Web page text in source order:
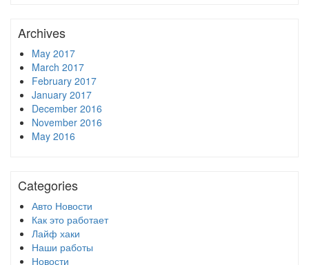
Archives
May 2017
March 2017
February 2017
January 2017
December 2016
November 2016
May 2016
Categories
Авто Новости
Как это работает
Лайф хаки
Наши работы
Новости